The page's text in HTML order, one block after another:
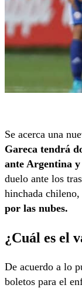
Se acerca una
Gareca tendrá
ante Argentina
duelo ante los
hinchada chileno,
por las nubes.
¿Cuál es el
De acuerdo a lo
boletos para el